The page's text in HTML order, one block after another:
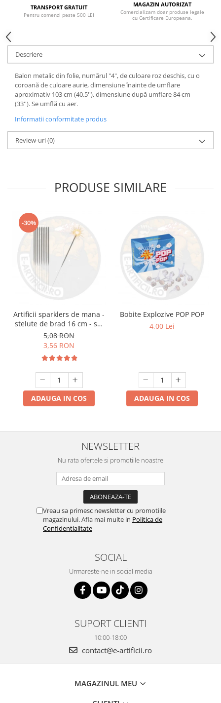
TRANSPORT GRATUIT
Pentru comenzi peste 500 LEI
MAGAZIN AUTORIZAT
Comercializam doar produse legale
cu Certificare Europeana.
Descriere
Balon metalic din folie, numărul "4", de culoare roz deschis, cu o
coroană de culoare aurie, dimensiune înainte de umflare
aproximativ 103 cm (40.5''), dimensiune după umflare 84 cm
(33''). Se umflă cu aer.
Informatii conformitate produs
Review-uri(0)
PRODUSE SIMILARE
-30%
Artificii sparklers de mana -
stelute de brad 16 cm - set
10 buc
5,08 RON
3,56 RON
ADAUGA IN COS
Bobite Explozive POP POP
4,00 Lei
ADAUGA IN COS
NEWSLETTER
Nu rata ofertele si promotiile noastre
Vreau sa primesc newsletter cu promotiile
magazinului. Afla mai multe in Politica de
Confidentialitate
SOCIAL
Urmareste-ne in social media
SUPORT CLIENTI
10:00-18:00
contact@e-artificii.ro
MAGAZINUL MEU